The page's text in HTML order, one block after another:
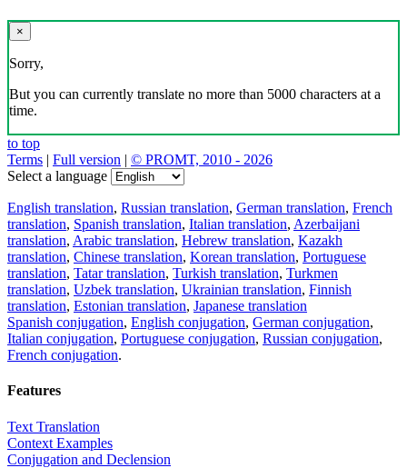
×
Sorry,
But you can currently translate no more than 5000 characters at a
time.
to top
Terms | Full version | © PROMT, 2010 - 2026
Select a language
English translation, Russian translation, German translation, French
translation, Spanish translation, Italian translation, Azerbaijani
translation, Arabic translation, Hebrew translation, Kazakh
translation, Chinese translation, Korean translation, Portuguese
translation, Tatar translation, Turkish translation, Turkmen
translation, Uzbek translation, Ukrainian translation, Finnish
translation, Estonian translation, Japanese translation
Spanish conjugation, English conjugation, German conjugation,
Italian conjugation, Portuguese conjugation, Russian conjugation,
French conjugation.
Features
Text Translation
Context Examples
Conjugation and Declension